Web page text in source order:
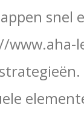
www.aha-